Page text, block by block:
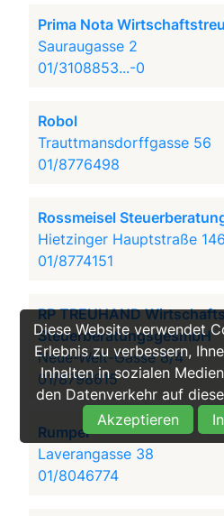
Diese Website verwendet
Erlebnis zu verbessern,
Inhalten in sozialen
den Datenverkehr auf
Akzeptieren
Prima Nota
Sauraugasse 2
01/3108853...-0
Robol
Trauttmansdorffgasse 56
01/8776498
Rossmeisel
Hietzinger Hauptstraße 146
01/8774151
RP TREUHAND
SteuerberatungsgesmbH
Neue-Welt-Gasse 8/4
01/8798615
Rumpel
Laverangasse 38
01/8046774